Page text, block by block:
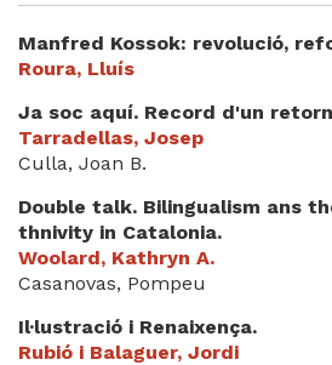
Manfred Kossok: revolució,
Roura, Lluís
Ja soc aquí. Record d'un
Tarradellas, Josep
Culla, Joan B.
Double talk. Bilingualism ans
thnivity in Catalonia.
Woolard, Kathryn A.
Casanovas, Pompeu
Il·lustració i Renaixença.
Rubió i Balaguer, Jordi